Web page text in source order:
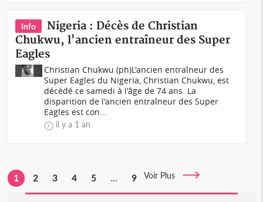
Info
Nigeria : Décès de Christian
Chukwu, l'ancien entraîneur des Super
Eagles
Christian Chukwu (ph)L'ancien entraîneur des
Super Eagles du Nigeria, Christian Chukwu, est
décédé ce samedi à l'âge de 74 ans. La
disparition de l'ancien entraîneur des Super
Eagles est con...
il y a 1 an
1 2 3 4 5 ... 9 Voir Plus